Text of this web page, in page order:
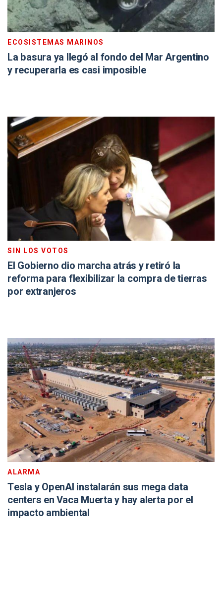
ECOSISTEMAS MARINOS
La basura ya llegó al fondo del Mar Argentino
y recuperarla es casi imposible
SIN LOS VOTOS
El Gobierno dio marcha atrás y retiró la
reforma para flexibilizar la compra de tierras
por extranjeros
ALARMA
Tesla y OpenAI instalarán sus mega data
centers en Vaca Muerta y hay alerta por el
impacto ambiental